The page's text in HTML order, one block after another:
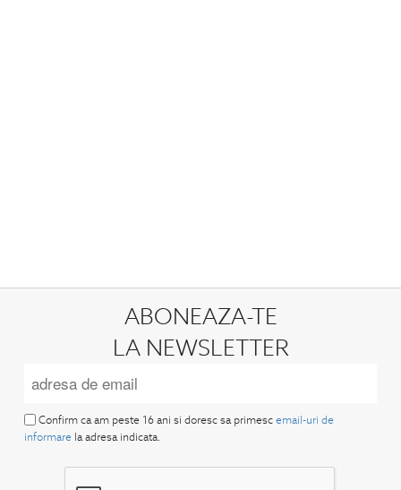
ABONEAZA-TE
LA NEWSLETTER
Confirm ca am peste 16 ani si doresc sa primesc email-uri de
informare la adresa indicata.